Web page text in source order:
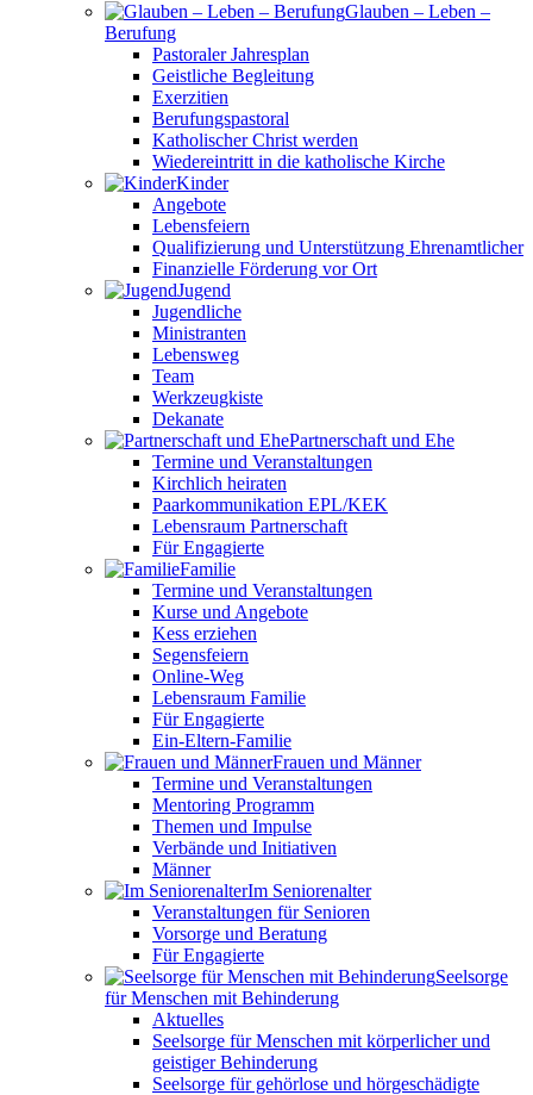
Glauben – Leben –
Berufung
Pastoraler Jahresplan
Geistliche Begleitung
Exerzitien
Berufungspastoral
Katholischer Christ werden
Wiedereintritt in die katholische Kirche
Kinder
Angebote
Lebensfeiern
Qualifizierung und Unterstützung Ehrenamtlicher
Finanzielle Förderung vor Ort
Jugend
Jugendliche
Ministranten
Lebensweg
Team
Werkzeugkiste
Dekanate
Partnerschaft und Ehe
Termine und Veranstaltungen
Kirchlich heiraten
Paarkommunikation EPL/KEK
Lebensraum Partnerschaft
Für Engagierte
Familie
Termine und Veranstaltungen
Kurse und Angebote
Kess erziehen
Segensfeiern
Online-Weg
Lebensraum Familie
Für Engagierte
Ein-Eltern-Familie
Frauen und Männer
Termine und Veranstaltungen
Mentoring Programm
Themen und Impulse
Verbände und Initiativen
Männer
Im Seniorenalter
Veranstaltungen für Senioren
Vorsorge und Beratung
Für Engagierte
Seelsorge
für Menschen mit Behinderung
Aktuelles
Seelsorge für Menschen mit körperlicher und
geistiger Behinderung
Seelsorge für gehörlose und hörgeschädigte